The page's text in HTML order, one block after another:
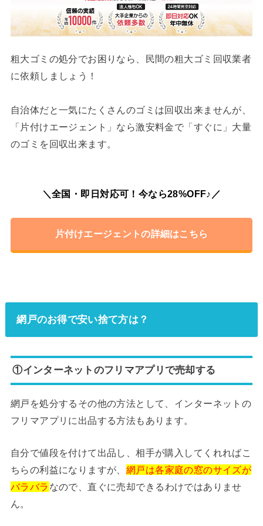
粗大ゴミの処分でお困りなら、民間の粗大ゴミ回収業者
に依頼しましょう！
自治体だと一気にたくさんのゴミは回収出来ませんが、
「片付けエージェント」なら激安料金で「すぐに」大量
のゴミを回収出来ます。
＼全国・即日対応可！今なら28%OFF♪／
片付けエージェントの詳細はこちら
網戸のお得で安い捨て方は？
①インターネットのフリマアプリで売却する
網戸を処分するその他の方法として、インターネットの
フリマアプリに出品する方法もあります。
自分で値段を付けて出品し、相手が購入してくれればこ
ちらの利益になりますが、 網戸は各家庭の窓のサイズが
バラバラ なので、直ぐに売却できるわけではありませ
ん。